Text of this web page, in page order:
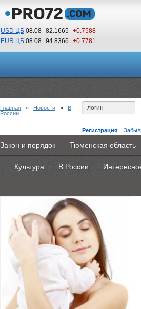
USD ЦБ 08.08 82.1665 +0.7588
EUR ЦБ 08.08 94.8366 +0.7781
16 09
По Гринвичу (GMT +5)
Регистрация
Главная Новости Объявления
Каталоги 9PS Прочее
Закон и порядок Тюменская область
Культура В России
Главная » Новости » В
России
Современные женщины
материнству